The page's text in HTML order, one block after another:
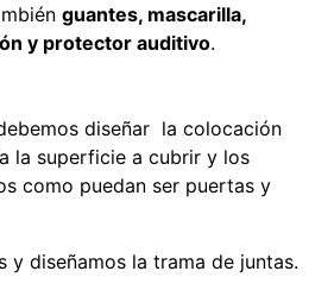
guantes, mascarilla,
y protector auditivo.
diseñar la colocación
la superficie a cubrir y los
como puedan ser puertas y
y diseñamos la trama de juntas.